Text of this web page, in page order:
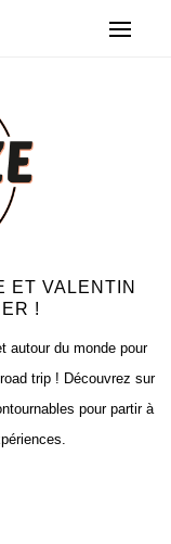
ET VALENTIN
!
autour du monde pour
trip ! Découvrez sur
pour partir à